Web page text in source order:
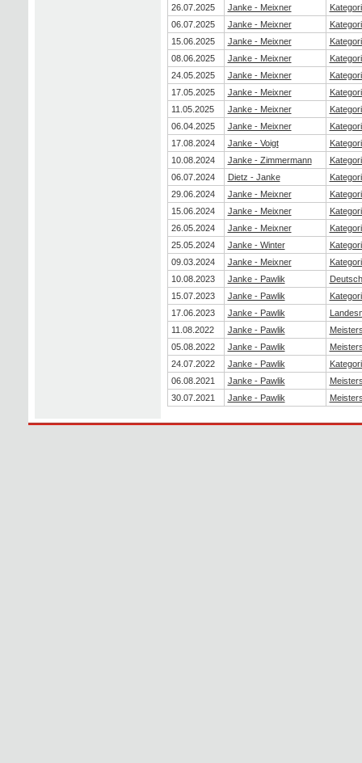
26.07.2025
Janke - Meixner
06.07.2025
Janke - Meixner
15.06.2025
Janke - Meixner
08.06.2025
Janke - Meixner
24.05.2025
Janke - Meixner
17.05.2025
Janke - Meixner
11.05.2025
Janke - Meixner
06.04.2025
Janke - Meixner
17.08.2024
Janke - Voigt
10.08.2024
Janke - Zimmermann
06.07.2024
Dietz - Janke
29.06.2024
Janke - Meixner
15.06.2024
Janke - Meixner
26.05.2024
Janke - Meixner
25.05.2024
Janke - Winter
09.03.2024
Janke - Meixner
10.08.2023
Janke - Pawlik
15.07.2023
Janke - Pawlik
17.06.2023
Janke - Pawlik
11.08.2022
Janke - Pawlik
05.08.2022
Janke - Pawlik
24.07.2022
Janke - Pawlik
06.08.2021
Janke - Pawlik
30.07.2021
Janke - Pawlik